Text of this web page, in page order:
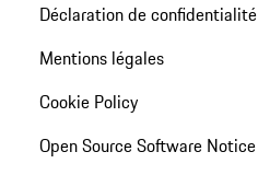
Déclaration de confidentialité
Mentions légales
Cookie Policy
Open Source Software Notice